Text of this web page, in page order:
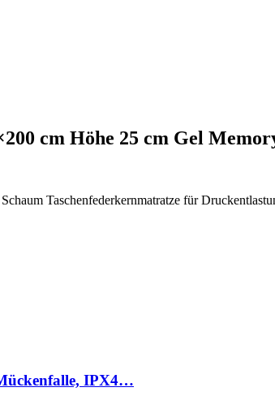
cm Höhe 25 cm Gel
Taschenfederkernmatratze für
IPX4…